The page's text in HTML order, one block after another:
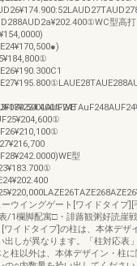
型高打
型
ウイングゲート[ワイドタイプ][
/1欄脚配寓□・誹蕗観粥好読崖
イドタイプ]の柱は、本体デザ
出しが異なります。「柱対応表
柱以外は、本体デザイン・柱